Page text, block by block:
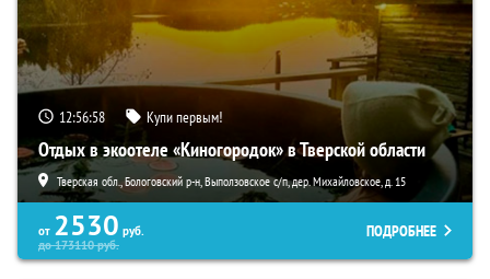
12:56:56 Купи первым!
Отдых в экоотеле «Киногородок» в Тверской области
Тверская обл., Бологовский р-н, Выползовское с/п, дер. Михайловское, д. 15
от 2530 руб.
до173110руб.
ПОДРОБНЕЕ